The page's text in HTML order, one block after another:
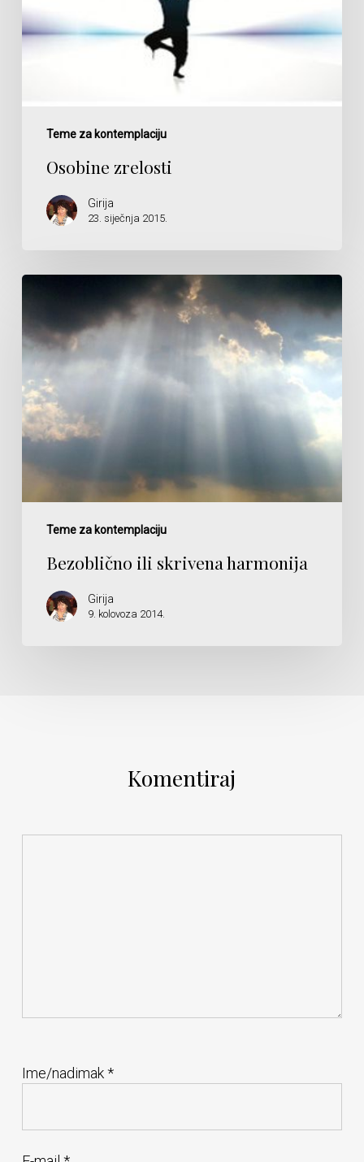
Teme za kontemplaciju
Osobine zrelosti
Girija
23. siječnja 2015.
Teme za kontemplaciju
skrivena
harmonija
Bezoblično ili skrivena harmonija
Girija
9. kolovoza 2014.
Komentiraj
Ime/nadimak*